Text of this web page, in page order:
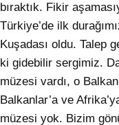
bıraktık. Fikir
Türkiye’de ilk
Kuşadası oldu. Talep
ki gidebilir sergimiz.
müzesi vardı, o
Balkanlar’a ve
müzesi yok. Bizim